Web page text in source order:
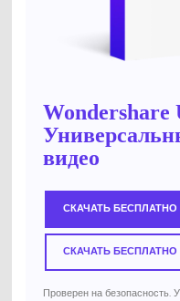
Wondershare
видео
СКАЧАТЬ БЕСПЛАТНО
СКАЧАТЬ БЕСПЛАТНО
Проверен на безопасность.